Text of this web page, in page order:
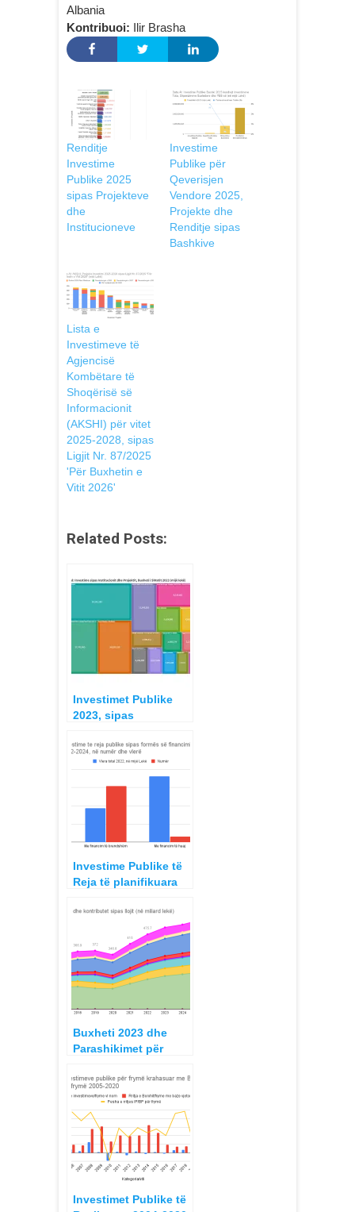
Albania
Kontribuoi: Ilir Brasha
Renditje
Investime
Publike 2025
sipas Projekteve
dhe
Institucioneve
Investime
Publike për
Qeverisjen
Vendore 2025,
Projekte dhe
Renditje sipas
Bashkive
Lista e
Investimeve të
Agjencisë
Kombëtare të
Shoqërisë së
Informacionit
(AKSHI) për vitet
2025-2028, sipas
Ligjit Nr. 87/2025
'Për Buxhetin e
Vitit 2026'
Related Posts:
Investimet Publike
2023, sipas
Institucioneve, Ligji
për Buxhetin e Shtetit
Investime Publike të
Reja të planifikuara
nga Buxheti i Shtetit
Buxheti 2023 dhe
Parashikimet për
2023-2025
Investimet Publike të